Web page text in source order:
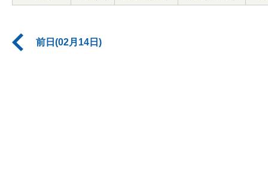
前日(02月14日)